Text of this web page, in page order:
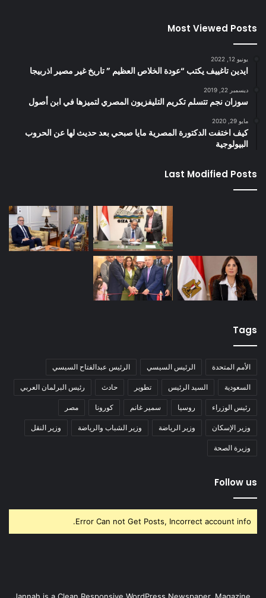
Most Viewed Posts
يونيو 12, 2022
ايدين تاغييف يكتب “عودة الخلاص العظيم ” تاريخ غير مصير اذربيجا
ديسمبر 22, 2019
سوزان نجم تتسلم تكريم التليفزيون المصري لتميزها في ابن أصول
مايو 29, 2020
كيف اختفت الدكتورة المصرية مايا صبحي بعد حديث لها عن الحروب
البيولوجية
Last Modified Posts
Tags
الأمم المتحدة الرئيس السيسي الرئيس عبدالفتاح السيسي
السعودية السيد الرئيس تطوير حادث رئيس البرلمان العربي
رئيس الوزراء روسيا سمير غانم كورونا مصر
وزير الإسكان وزير الرياضة وزير الشباب والرياضة وزير النقل
وزيرة الصحة
Follow us
Error Can not Get Posts, Incorrect account info.
Jannah is a Clean Responsive WordPress Newspaper, Magazine,